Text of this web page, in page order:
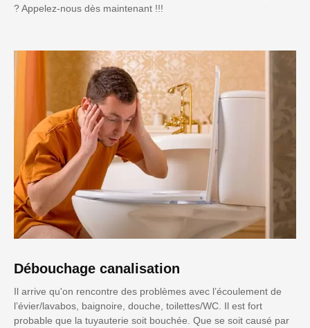
? Appelez-nous dès maintenant !!!
Débouchage canalisation
Il arrive qu'on rencontre des problèmes avec l’écoulement de
l’évier/lavabos, baignoire, douche, toilettes/WC. Il est fort
probable que la tuyauterie soit bouchée. Que se soit causé par